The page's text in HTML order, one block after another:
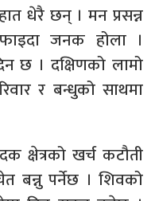
धेरै छन् । मन प्रसन्न
जनक होला ।
छ । दक्षिणको लामो
र बन्धुको साथमा
क्षेत्रको खर्च कटौती
बन्नु पर्नेछ । शिवको